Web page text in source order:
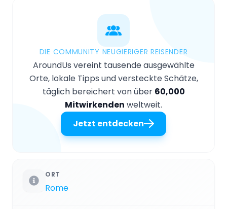
DIE COMMUNITY NEUGIERIGER REISENDER
AroundUs vereint tausende ausgewählte
Orte, lokale Tipps und versteckte Schätze,
täglich bereichert von über 60,000
Mitwirkenden weltweit.
Jetzt entdecken
ORT
Rome